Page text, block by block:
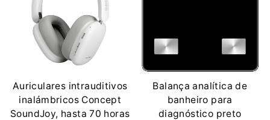
Auriculares intrauditivos
inalámbricos Concept
SoundJoy, hasta 70 horas
Balança analítica de
banheiro para
diagnóstico preto